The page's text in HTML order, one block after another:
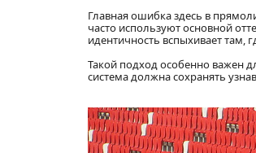
Главная ошибка здесь в
часто используют основной
идентичность вспыхивает там,
Такой подход особенно важен
система должна сохранять